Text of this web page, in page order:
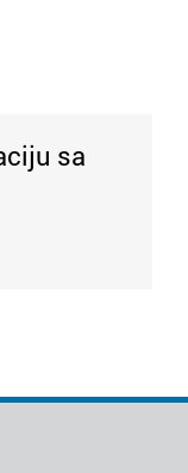
sa